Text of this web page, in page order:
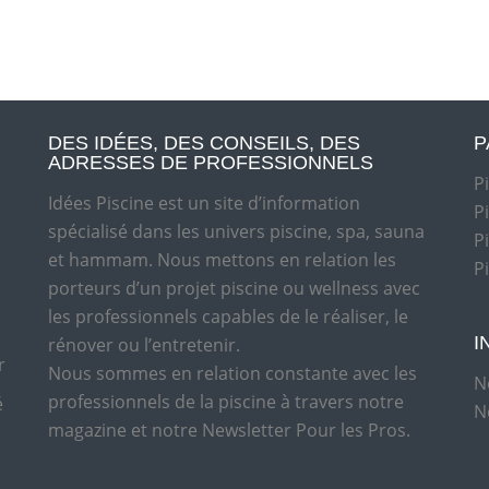
DES IDÉES, DES CONSEILS, DES
ADRESSES DE PROFESSIONNELS
Idées Piscine est un site d’information
spécialisé dans les univers piscine, spa, sauna
et hammam. Nous mettons en relation les
porteurs d’un projet piscine ou wellness avec
les professionnels capables de le réaliser, le
rénover ou l’entretenir.
Nous sommes en relation constante avec les
professionnels de la piscine à travers notre
magazine et notre Newsletter Pour les Pros.